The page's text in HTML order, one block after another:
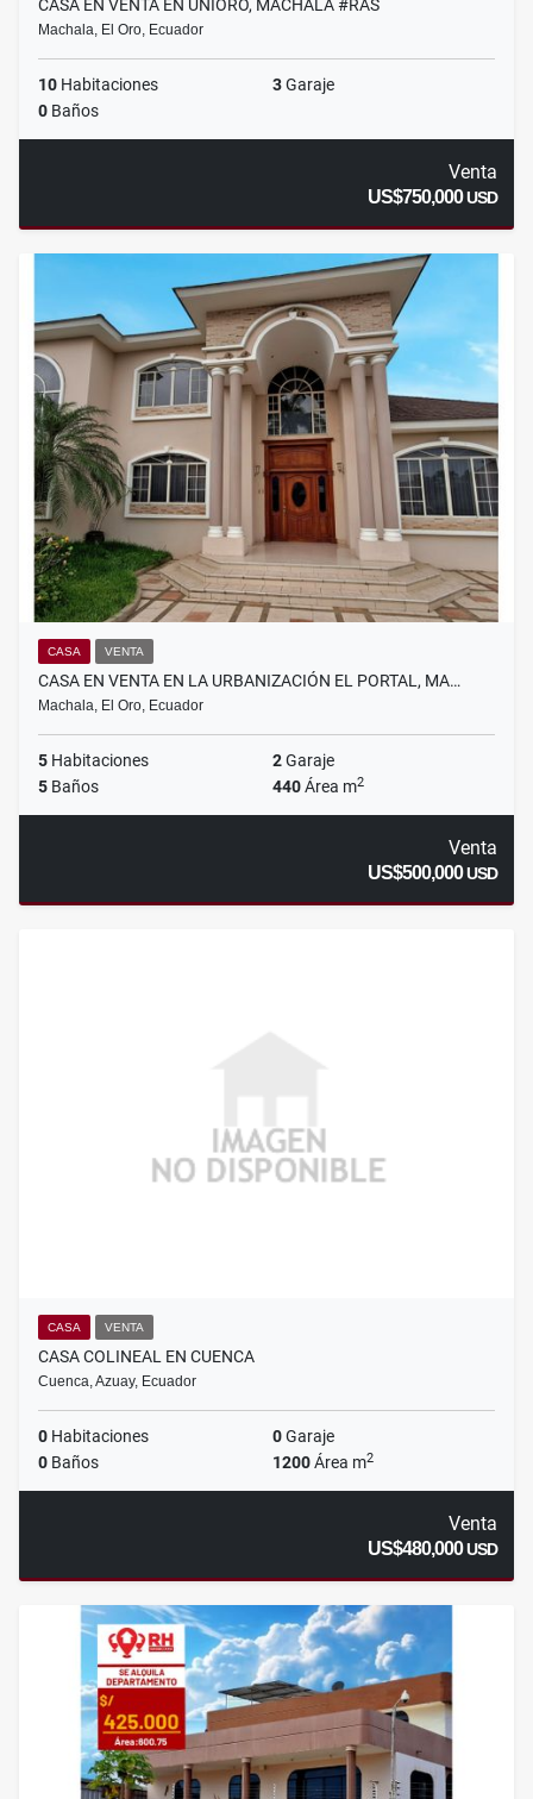
CASA EN VENTA EN UNIORO, MACHALA #RAS
Machala, El Oro, Ecuador
10 Habitaciones 3Garaje
0 Baños
Venta
US$750,000USD
CASA VENTA
CASA EN VENTA EN LA URBANIZACIÓN EL PORTAL, MA…
Machala, El Oro, Ecuador
5 Habitaciones 2Garaje
5 Baños 440Área m2
Venta
US$500,000USD
CASA VENTA
CASA COLINEAL EN CUENCA
Cuenca, Azuay, Ecuador
0 Habitaciones 0Garaje
0 Baños 1200Área m2
Venta
US$480,000USD